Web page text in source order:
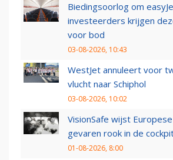
Biedingsoorlog om
investeerders krijgen
voor bod
03-08-2026, 10:43
WestJet annuleert voor
vlucht naar Schiphol
03-08-2026, 10:02
VisionSafe wijst
gevaren rook in de
01-08-2026, 8:00